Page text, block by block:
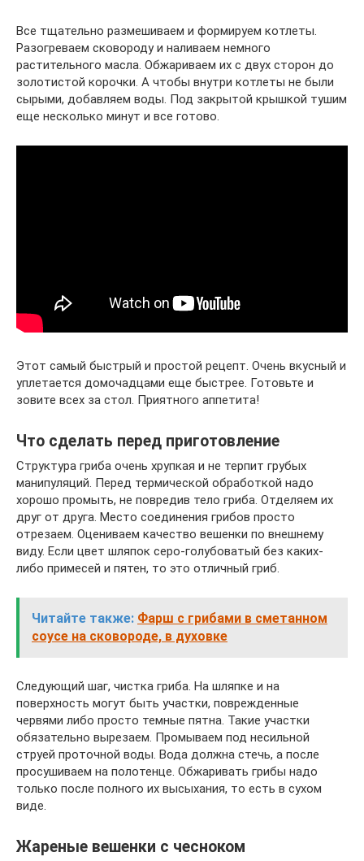
Все тщательно размешиваем и формируем котлеты.
Разогреваем сковороду и наливаем немного
растительного масла. Обжариваем их с двух сторон до
золотистой корочки. А чтобы внутри котлеты не были
сырыми, добавляем воды. Под закрытой крышкой тушим
еще несколько минут и все готово.
Этот самый быстрый и простой рецепт. Очень вкусный и
уплетается домочадцами еще быстрее. Готовьте и
зовите всех за стол. Приятного аппетита!
Что сделать перед приготовление
Структура гриба очень хрупкая и не терпит грубых
манипуляций. Перед термической обработкой надо
хорошо промыть, не повредив тело гриба. Отделяем их
друг от друга. Место соединения грибов просто
отрезаем. Оцениваем качество вешенки по внешнему
виду. Если цвет шляпок серо-голубоватый без каких-
либо примесей и пятен, то это отличный гриб.
Читайте также: Фарш с грибами в сметанном
соусе на сковороде, в духовке
Следующий шаг, чистка гриба. На шляпке и на
поверхность могут быть участки, поврежденные
червями либо просто темные пятна. Такие участки
обязательно вырезаем. Промываем под несильной
струей проточной воды. Вода должна стечь, а после
просушиваем на полотенце. Обжаривать грибы надо
только после полного их высыхания, то есть в сухом
виде.
Жареные вешенки с чесноком